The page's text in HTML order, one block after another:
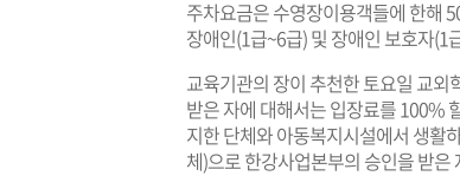
주차요금은 수영장이용객들에 한해
장애인(1급~6급) 및 장애인 보호자
교육기관의 장이 추천한 토요일 교
받은 자에 대해서는 입장료를 100%
지한 단체와 아동복지시설에서 생활
체)으로 한강사업본부의 승인을 받